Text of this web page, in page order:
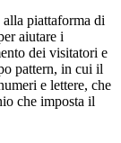
piattaforma di
aiutare i
dei visitatori e
pattern, in cui il
e lettere, che
che imposta il